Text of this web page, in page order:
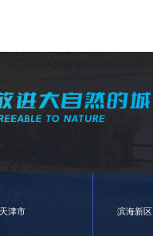
天津市 滨海新区